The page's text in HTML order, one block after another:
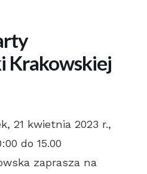
Krakowskiej
21 kwietnia 2023 r.,
do 15.00
zaprasza na